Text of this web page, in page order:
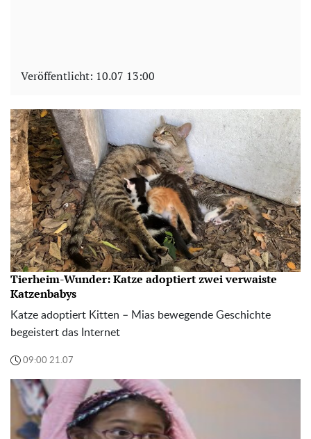
Veröffentlicht: 10.07 13:00
Tierheim-Wunder: Katze adoptiert zwei verwaiste
Katzenbabys
Katze adoptiert Kitten – Mias bewegende Geschichte
begeistert das Internet
09:00 21.07